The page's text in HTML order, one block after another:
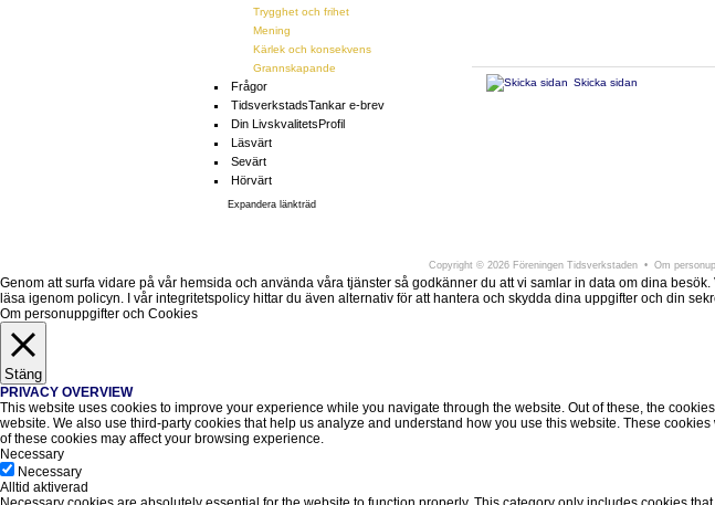
Trygghet och frihet
Mening
Kärlek och konsekvens
Grannskapande
Frågor
TidsverkstadsTankar e-brev
Din LivskvalitetsProfil
Läsvärt
Sevärt
Hörvärt
Expandera länkträd
Skicka sidan
Copyright © 2026 Föreningen Tidsverkstaden • Om
Genom att surfa vidare på vår hemsida och använda våra tjänster så godkänner du att vi samlar in data om dina
läsa igenom policyn. I vår integritetspolicy hittar du även alternativ för att hantera och skydda dina uppgifter och din
Om personuppgifter och Cookies
Stäng
PRIVACY OVERVIEW
This website uses cookies to improve your experience while you navigate through the website. Out of these, the
website. We also use third-party cookies that help us analyze and understand how you use this website. These
of these cookies may affect your browsing experience.
Necessary
Necessary
Alltid aktiverad